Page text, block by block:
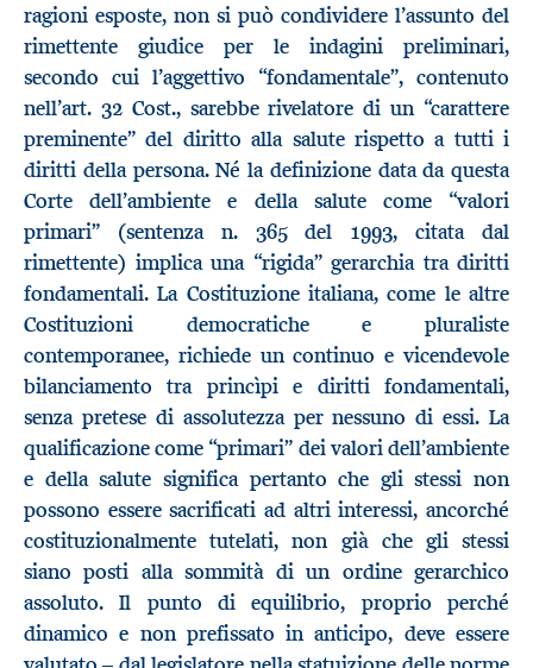
ragioni esposte, non si può condividere l’assunto del
rimettente giudice per le indagini preliminari,
secondo cui l’aggettivo “fondamentale”, contenuto
nell’art. 32 Cost., sarebbe rivelatore di un “carattere
preminente” del diritto alla salute rispetto a tutti i
diritti della persona. Né la definizione data da questa
Corte dell’ambiente e della salute come “valori
primari” (sentenza n. 365 del 1993, citata dal
rimettente) implica una “rigida” gerarchia tra diritti
fondamentali. La Costituzione italiana, come le altre
Costituzioni democratiche e pluraliste
contemporanee, richiede un continuo e vicendevole
bilanciamento tra princìpi e diritti fondamentali,
senza pretese di assolutezza per nessuno di essi. La
qualificazione come “primari” dei valori dell’ambiente
e della salute significa pertanto che gli stessi non
possono essere sacrificati ad altri interessi, ancorché
costituzionalmente tutelati, non già che gli stessi
siano posti alla sommità di un ordine gerarchico
assoluto. Il punto di equilibrio, proprio perché
dinamico e non prefissato in anticipo, deve essere